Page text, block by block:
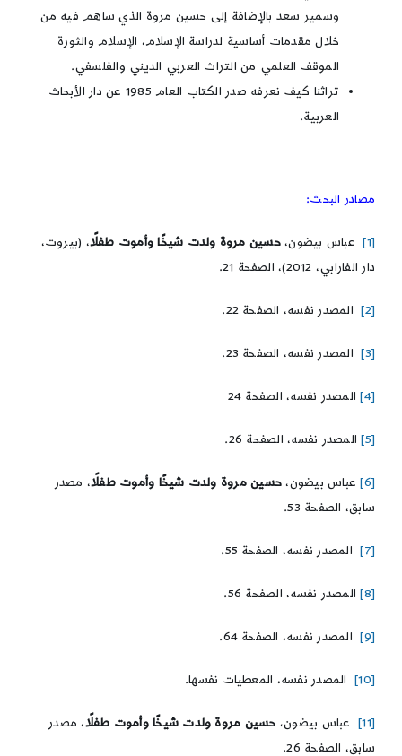
وسمير سعد بالإضافة إلى حسين مروة الذي ساهم فيه من
خلال مقدمات أساسية لدراسة الإسلام، الإسلام والثورة
الموقف العلمي من التراث العربي الديني والفلسفي.
تراثنا كيف نعرفه صدر الكتاب العام 1985 عن دار الأبحاث
العربية.
مصادر البحث:
[1] عباس بيضون،حسين مروة ولدت شيخًا وأموت طفلًا، (بيروت،
دار الفارابي، 2012)، الصفحة 21.
[2] المصدر نفسه، الصفحة 22.
[3] المصدر نفسه، الصفحة 23.
[4] المصدر نفسه، الصفحة 24
[5] المصدر نفسه، الصفحة 26.
[6] عباس بيضون، حسين مروة ولدت شيخًا وأموت طفلًا، مصدر
سابق، الصفحة 53.
[7] المصدر نفسه، الصفحة 55.
[8] المصدر نفسه، الصفحة 56.
[9] المصدر نفسه، الصفحة 64.
[10] المصدر نفسه، المعطيات نفسها.
[11] عباس بيضون، حسين مروة ولدت شيخًا وأموت طفلًا، مصدر
سابق، الصفحة 26.